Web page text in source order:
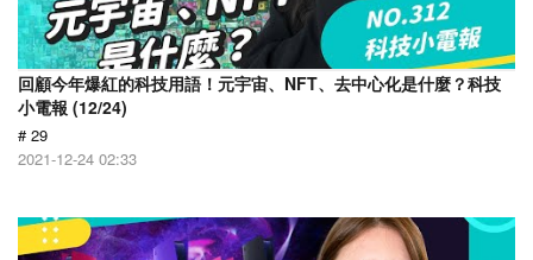
回顧今年爆紅的科技用語！元宇宙、NFT、去中心化是什麼？科技
小電報 (12/24)
# 29
2021-12-24 02:33